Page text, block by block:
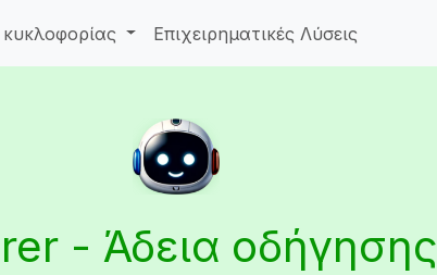
Επιχειρηματικές Λύσεις
- Άδεια οδήγησης